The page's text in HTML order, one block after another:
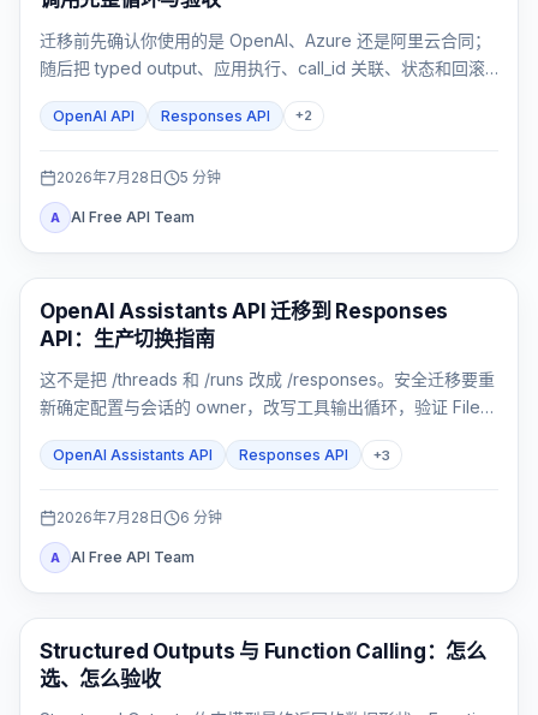
迁移前先确认你使用的是 OpenAI、Azure 还是阿里云合同；
随后把 typed output、应用执行、call_id 关联、状态和回滚
OpenAI API Responses API +2
2026年7月28日 5 分钟
A AI Free API Team
API 指南
OpenAI Assistants API 迁移到 Responses
API：生产切换指南
这不是把 /threads 和 /runs 改成 /responses。安全迁移要重
新确定配置与会话的 owner，改写工具输出循环，验证 File
Search、流式事件与数据边界，再用影子流量和灰度发布切
换。
OpenAI Assistants API Responses API +3
2026年7月28日 6 分钟
A AI Free API Team
OpenAI API
Structured Outputs 与 Function Calling：怎么
选、怎么验收